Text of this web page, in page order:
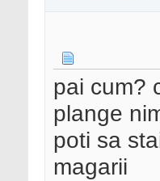
pai cum?
plange
poti sa
magarii